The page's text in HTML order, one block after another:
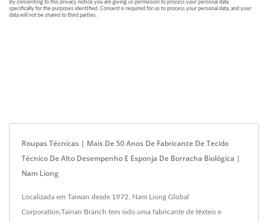
Roupas Técnicas | Mais De 50 Anos De Fabricante De Tecido
Técnico De Alto Desempenho E Esponja De Borracha Biológica |
Nam Liong
Localizada em Taiwan desde 1972, Nam Liong Global
Corporation,Tainan Branch tem sido uma fabricante de têxteis e